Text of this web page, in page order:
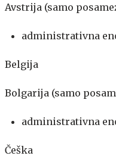
Avstrija (samo
administrativna
Belgija
Bolgarija (samo
administrativna
Češka